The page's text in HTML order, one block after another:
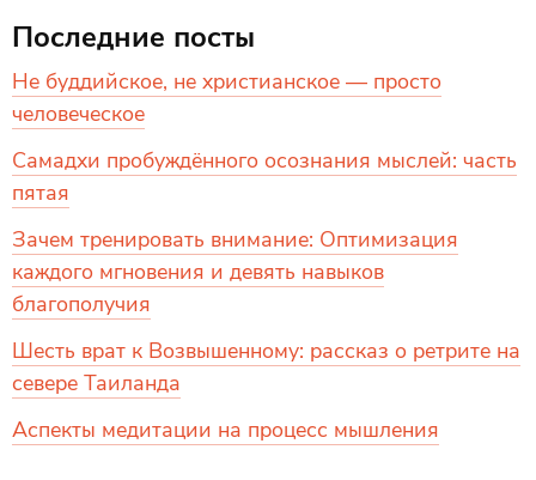
Последние посты
Не буддийское, не христианское — просто
человеческое
Самадхи пробуждённого осознания мыслей: часть
пятая
Зачем тренировать внимание: Оптимизация
каждого мгновения и девять навыков
благополучия
Шесть врат к Возвышенному: рассказ о ретрите на
севере Таиланда
Аспекты медитации на процесс мышления